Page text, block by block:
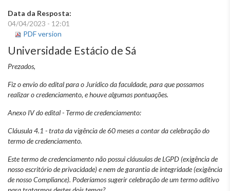
Data da Resposta:
04/04/2023 - 12:01
PDF version
Universidade Estácio de Sá
Prezados,
Fiz o envio do edital para o Jurídico da faculdade, para que possamos
realizar o credenciamento, e houve algumas pontuações.
Anexo IV do edital - Termo de credenciamento:
Cláusula 4.1 - trata da vigência de 60 meses a contar da celebração do
termo de credenciamento.
Este termo de credenciamento não possui cláusulas de LGPD (exigência de
nosso escritório de privacidade) e nem de garantia de integridade (exigência
de nosso Compliance). Poderíamos sugerir celebração de um termo aditivo